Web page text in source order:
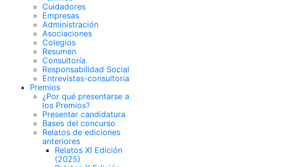
Cuidadores
Empresas
Administración
Asociaciones
Colegios
Resumen
Consultoría
Responsabilidad Social
Entrevistas-consultoria
Premios
¿Por qué presentarse a
los Premios?
Presentar candidatura
Bases del concurso
Relatos de ediciones
anteriores
Relatos XI Edición
(2025)